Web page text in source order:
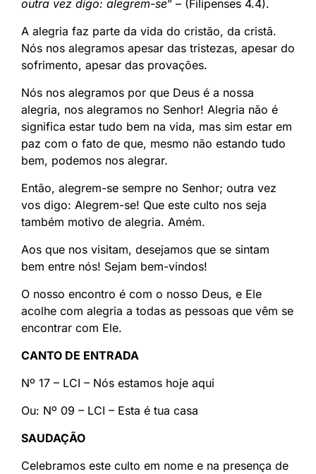
outra vez digo: alegrem-se” – (Filipenses 4.4).
A alegria faz parte da vida do cristão, da cristã.
Nós nos alegramos apesar das tristezas, apesar do
sofrimento, apesar das provações.
Nós nos alegramos por que Deus é a nossa
alegria, nos alegramos no Senhor! Alegria não é
significa estar tudo bem na vida, mas sim estar em
paz com o fato de que, mesmo não estando tudo
bem, podemos nos alegrar.
Então, alegrem-se sempre no Senhor; outra vez
vos digo: Alegrem-se! Que este culto nos seja
também motivo de alegria. Amém.
Aos que nos visitam, desejamos que se sintam
bem entre nós! Sejam bem-vindos!
O nosso encontro é com o nosso Deus, e Ele
acolhe com alegria a todas as pessoas que vêm se
encontrar com Ele.
CANTO DE ENTRADA
Nº 17 – LCI – Nós estamos hoje aqui
Ou: Nº 09 – LCI – Esta é tua casa
SAUDAÇÃO
Celebramos este culto em nome e na presença de